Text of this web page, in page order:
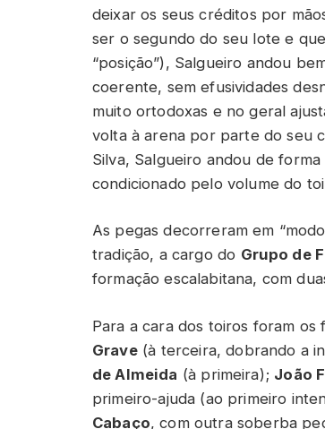
deixar os seus créditos por
ser o segundo do seu lote e
“posição”), Salgueiro andou
coerente, sem efusividades
muito ortodoxas e no geral
volta à arena por parte do seu
Silva, Salgueiro andou de
condicionado pelo volume do
As pegas decorreram em
tradição, a cargo do Grupo de
formação escalabitana, com
Para a cara dos toiros foram os
Grave(à terceira, dobrando a
de Almeida (à primeira); João
primeiro-ajuda (ao primeiro
Cabaço, com outra soberba